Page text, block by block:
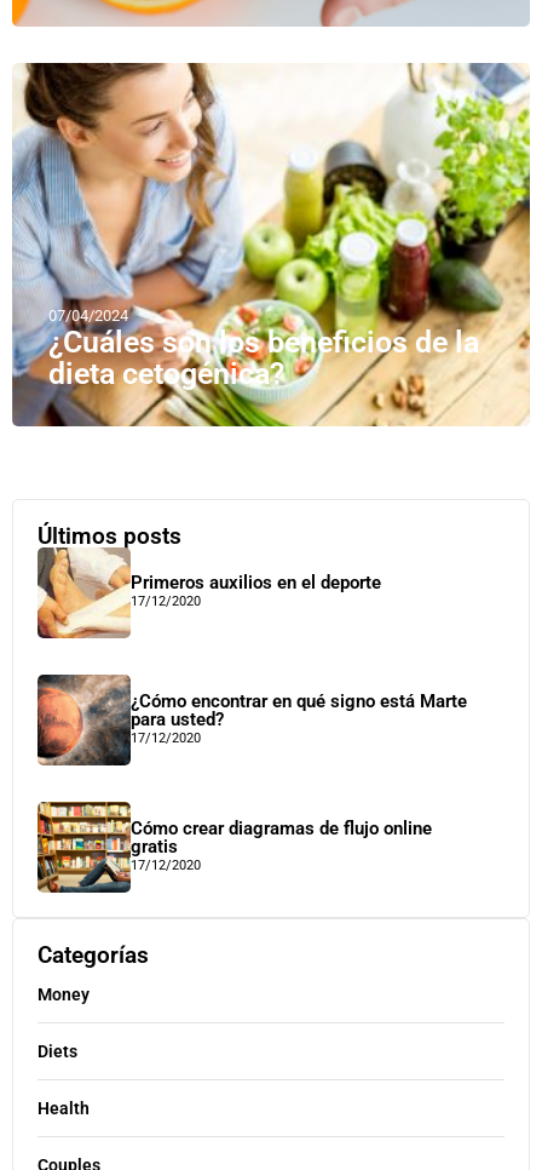
07/04/2024
¿Cuáles son los beneficios de la
dieta cetogénica?
Últimos posts
Primeros auxilios en el deporte
17/12/2020
¿Cómo encontrar en qué signo está Marte
para usted?
17/12/2020
Cómo crear diagramas de flujo online
gratis
17/12/2020
Categorías
Money
Diets
Health
Couples